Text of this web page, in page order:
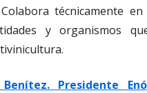
técnicamente
y organismos
Presidente